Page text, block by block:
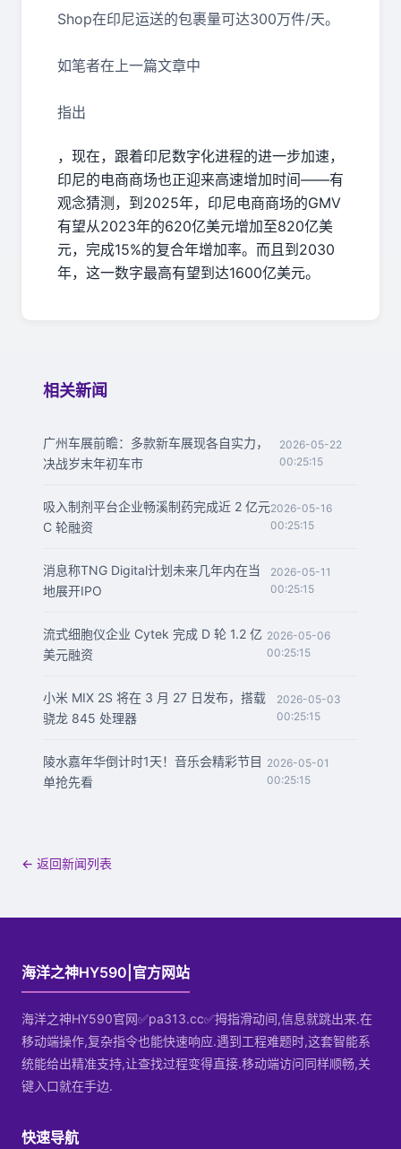
Shop在印尼运送的包裹量可达300万件/天。
如笔者在上一篇文章中
指出
，现在，跟着印尼数字化进程的进一步加速，
印尼的电商商场也正迎来高速增加时间——有
观念猜测，到 2025年，印尼电商商场的GMV
有望从2023年的620亿美元增加至820亿美
元，完成15%的复合年增加率。而且到 2030
年，这一数字最高有望到达1600亿美元。
相关新闻
广州车展前瞻：多款新车展现各自实力，
决战岁末年初车市
2026-05-22
00:25:15
吸入制剂平台企业畅溪制药完成近 2 亿元
C 轮融资
2026-05-16
00:25:15
消息称TNG Digital计划未来几年内在当
地展开IPO
2026-05-11
00:25:15
流式细胞仪企业 Cytek 完成 D 轮 1.2 亿
美元融资
2026-05-06
00:25:15
小米 MIX 2S 将在 3 月 27 日发布，搭载
骁龙 845 处理器
2026-05-03
00:25:15
陵水嘉年华倒计时1天！音乐会精彩节目
单抢先看
2026-05-01
00:25:15
← 返回新闻列表
海洋之神HY590|官方网站
海洋之神HY590官网✅pa313.cc✅拇指滑动间,信息就跳出来.在
移动端操作,复杂指令也能快速响应.遇到工程难题时,这套智能系
统能给出精准支持,让查找过程变得直接.移动端访问同样顺畅,关
键入口就在手边.
快速导航